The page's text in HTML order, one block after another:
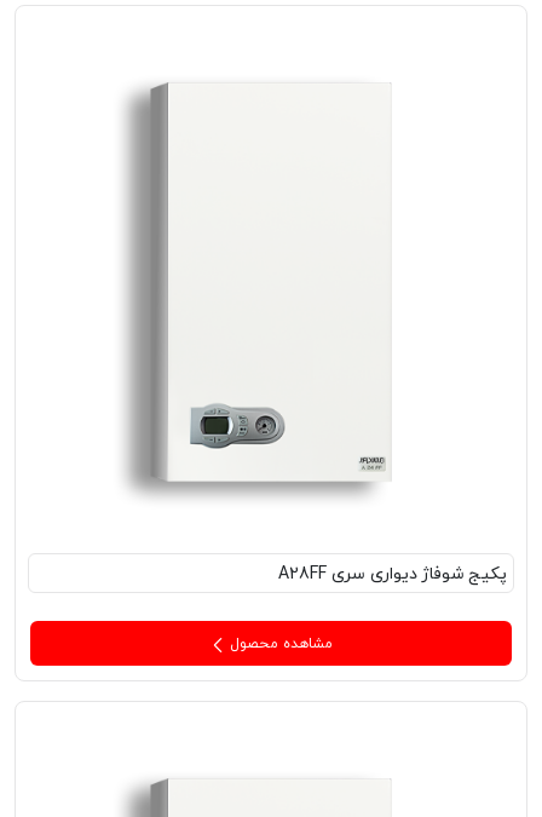
پکیج‌ شوفاژ دیواری سری A28FF
مشاهده محصول